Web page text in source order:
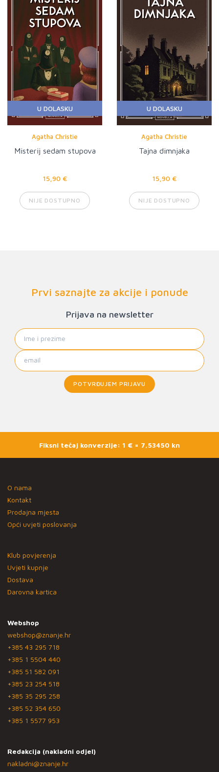
U DOLASKU
Agatha Christie
Misterij sedam stupova
15,90 €
NIJE DOSTUPNO
U DOLASKU
Agatha Christie
Tajna dimnjaka
15,90 €
NIJE DOSTUPNO
Prvi saznajte za akcije i ponude
Prijava na newsletter
POTVRĐUJEM PRIJAVU
Fiksni tečaj konverzije: 1 € = 7,53450 kn
O nama
Kontakt
Prodajna mjesta
Opći uvjeti poslovanja
Klub povjerenja
Uvjeti kupnje
Dostava
Darovna kartica
Webshop
webshop@znanje.hr
+385 43 295 718
+385 1 5504 440
+385 51 582 091
+385 23 254 518
+385 35 295 258
+385 52 354 650
+385 1 5577 953
Redakcija (nakladni odjel)
nakladni@znanje.hr